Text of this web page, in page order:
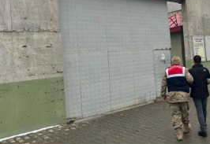
Ramazan
Resmi İlanlar
Rüya Tabirleri
Sağlık